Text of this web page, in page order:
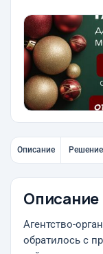
Описание Решение
Описание
Агентство-
обратилось с